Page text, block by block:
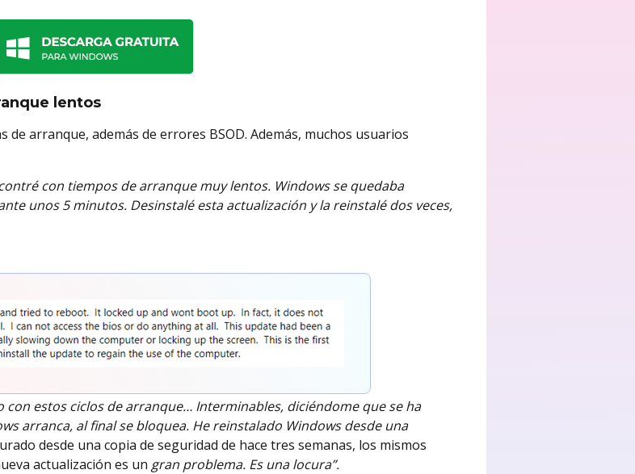
lentos
arranque, además de errores BSOD. Además, muchos usuarios
con tiempos de arranque muy lentos. Windows se quedaba
unos 5 minutos. Desinstalé esta actualización y la reinstalé dos veces,
con estos ciclos de arranque… Interminables, diciéndome que se ha
arranca, al final se bloquea. He reinstalado Windows desde una
desde una copia de seguridad de hace tres semanas, los mismos
actualización es un gran problema. Es una locura”.